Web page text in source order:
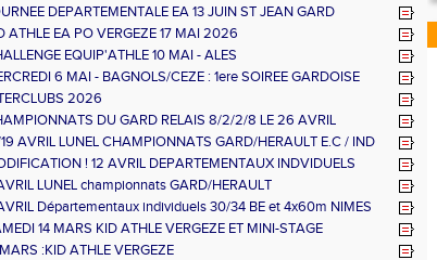
DEPARTEMENTALE EA 13 JUIN ST JEAN GARD
ATHLE EA PO VERGEZE 17 MAI 2026
EQUIP'ATHLE 10 MAI - ALES
6 MAI - BAGNOLS/CEZE : 1ere SOIREE GARDOISE
2026
DU GARD RELAIS 8/2/2/8 LE 26 AVRIL
AVRIL LUNEL CHAMPIONNATS GARD/HERAULT E.C / IND
! 12 AVRIL DEPARTEMENTAUX INDVIDUELS
ET RELAIS
LUNEL championnats GARD/HERAULT
STEEPLE/DUREE
Départementaux individuels 30/34 BE et 4x60m NIMES
14 MARS KID ATHLE VERGEZE ET MINI-STAGE
:KID ATHLE VERGEZE